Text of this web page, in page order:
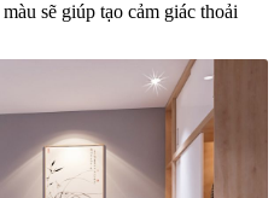
sẽ giúp tạo cảm giác thoải